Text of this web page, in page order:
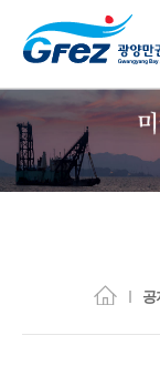
공